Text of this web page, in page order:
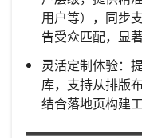
用户等），同步
告受众匹配，显
灵活定制体验：
库，支持从排版
结合落地页构建